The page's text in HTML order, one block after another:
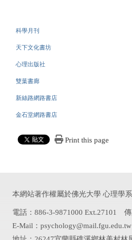
科學月刊
天下文化書坊
心理出版社
雙葉書廊
新絲路網路書店
金石堂網路書店
Print this page
本網站著作權屬於佛光大學 心理學
電話：886-3-9871000 Ext.27101
E-Mail：psychology@mail.fgu.edu.tw